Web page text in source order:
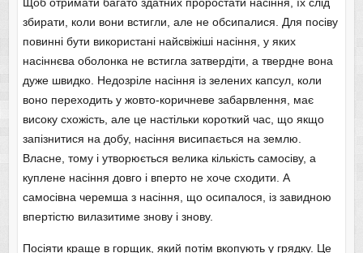
збирати, коли вони встигли, але не обсипалися. Для посіву
повинні бути використані найсвіжіші насіння, у яких
насіннєва оболонка не встигла затвердіти, а твердне вона
дуже швидко. Недозріле насіння із зелених капсул, коли
воно переходить у жовто-коричневе забарвлення, має
високу схожість, але це настільки короткий час, що якщо
запізнитися на добу, насіння висипається на землю.
Власне, тому і утворюється велика кількість самосіву, а
куплене насіння довго і вперто не хоче сходити. А
самосівна черемша з насіння, що осипалося, із завидною
впертістю вилазитиме знову і знову.
Посіяти краще в горщик, який потім вкопують у грядку. Це